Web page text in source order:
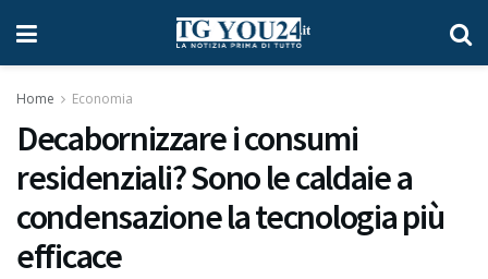
Home Economia
Decabornizzare i consumi
residenziali? Sono le caldaie a
condensazione la tecnologia più
efficace